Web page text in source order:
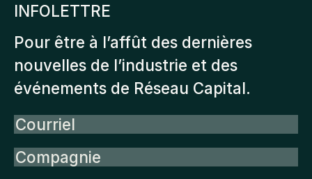
INFOLETTRE
Pour être à l’affût des dernières
nouvelles de l’industrie et des
événements de Réseau Capital.
Courriel
Compagnie